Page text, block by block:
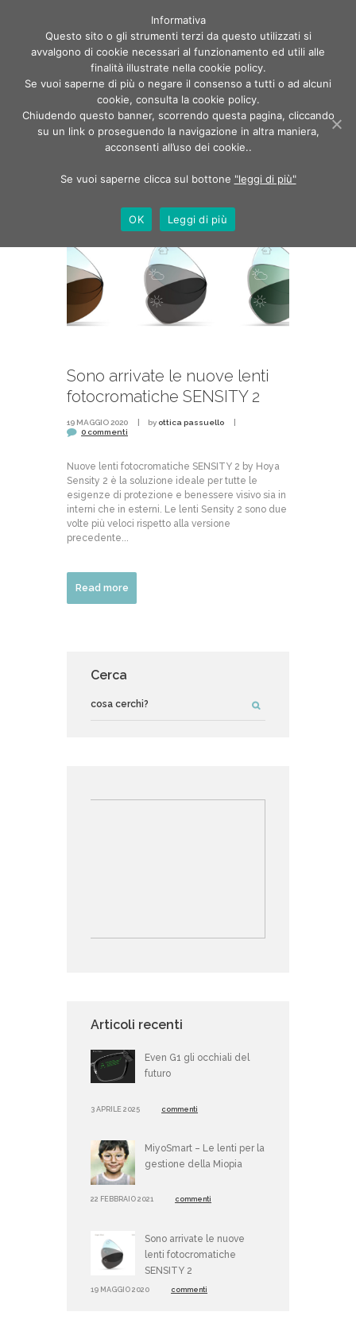
Tag: Sensity 2
Home Tag: Sensity 2
Sono arrivate le nuove lenti
fotocromatiche SENSITY 2
19 MAGGIO 2020 by ottica passuello
0 commenti
Nuove lenti fotocromatiche SENSITY 2 by Hoya
Sensity 2 è la soluzione ideale per tutte le
esigenze di protezione e benessere visivo sia in
interni che in esterni. Le lenti Sensity 2 sono due
volte più veloci rispetto alla versione
precedente...
Read more
Cerca
Articoli recenti
Even G1 gli occhiali del
futuro
3 APRILE 2025 commenti
MiyoSmart – Le lenti per la
gestione della Miopia
22 FEBBRAIO 2021 commenti
Sono arrivate le nuove
lenti fotocromatiche
SENSITY 2
19 MAGGIO 2020 commenti
Informativa
Questo sito o gli strumenti terzi da questo utilizzati si
avvalgono di cookie necessari al funzionamento ed utili alle
finalità illustrate nella cookie policy.
Se vuoi saperne di più o negare il consenso a tutti o ad alcuni
cookie, consulta la cookie policy.
Chiudendo questo banner, scorrendo questa pagina, cliccando
su un link o proseguendo la navigazione in altra maniera,
acconsenti all’uso dei cookie..
Se vuoi saperne clicca sul bottone "leggi di più"
OK Leggi di più